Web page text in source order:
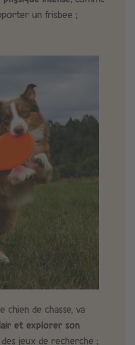
un frisbee ;
chien de chasse, va
et explorer son
des jeux de recherche ;